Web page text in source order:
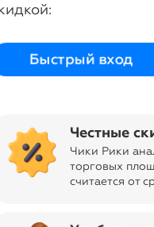
Честные
Чики Рики
торговых
считается от
Быстрый вход
полученных
достойна ли